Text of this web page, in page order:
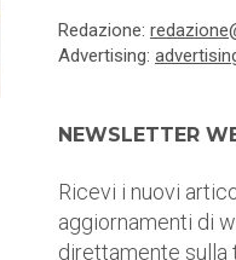
Redazione:
Advertising:
NEWSLETTER
Ricevi i nuovi
aggiornamenti di
direttamente sulla